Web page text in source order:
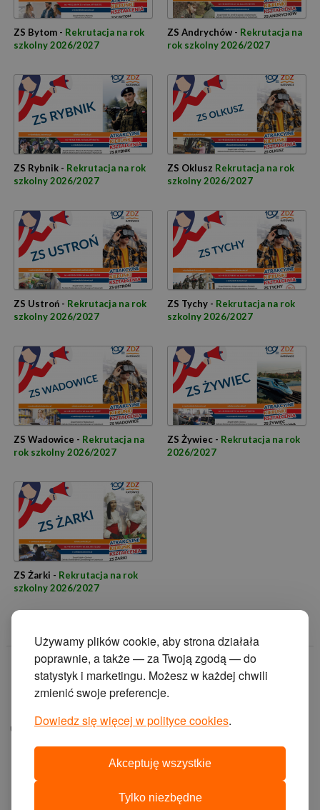
Używamy plików cookie, aby strona działała
poprawnie, a także — za Twoją zgodą — do
statystyk i marketingu. Możesz w każdej chwili
zmienić swoje preferencje.
Dowiedz się więcej w polityce cookies.
Akceptuję wszystkie
Tylko niezbędne
ZS Bytom - Rekrutacja na rok
szkolny 2026/2027
ZS Andrychów - Rekrutacja na
rok szkolny 2026/2027
ZS Rybnik - Rekrutacja na rok
szkolny 2026/2027
ZS Oklusz Rekrutacja na rok
szkolny 2026/2027
ZS Ustroń - Rekrutacja na rok
szkolny 2026/2027
ZS Tychy - Rekrutacja na rok
szkolny 2026/2027
ZS Wadowice - Rekrutacja na
rok szkolny 2026/2027
ZS Żywiec - Rekrutacja na rok
2026/2027
ZS Żarki - Rekrutacja na rok
szkolny 2026/2027
© 2014 Zakład
Doskonalenia
Zawodowego w
ul. Krasińskiego 2, 40-
projekt i wykonanie: